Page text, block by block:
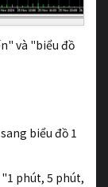
và "biểu đồ
biểu đồ 1
phút, 5 phút,